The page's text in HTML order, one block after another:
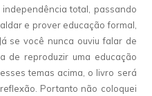
total, passando
e prover educação formal,
se você nunca ouviu falar de
de reproduzir uma educação
temas acima, o livro será
Portanto não coloquei